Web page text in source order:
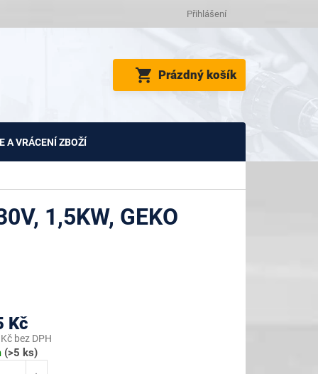
Přihlášení
NÁKUPNÍ
KOŠÍK
Prázdný košík
A VRÁCENÍ ZBOŽÍ
1,5KW, GEKO
Kč
bez DPH
(>5 ks)